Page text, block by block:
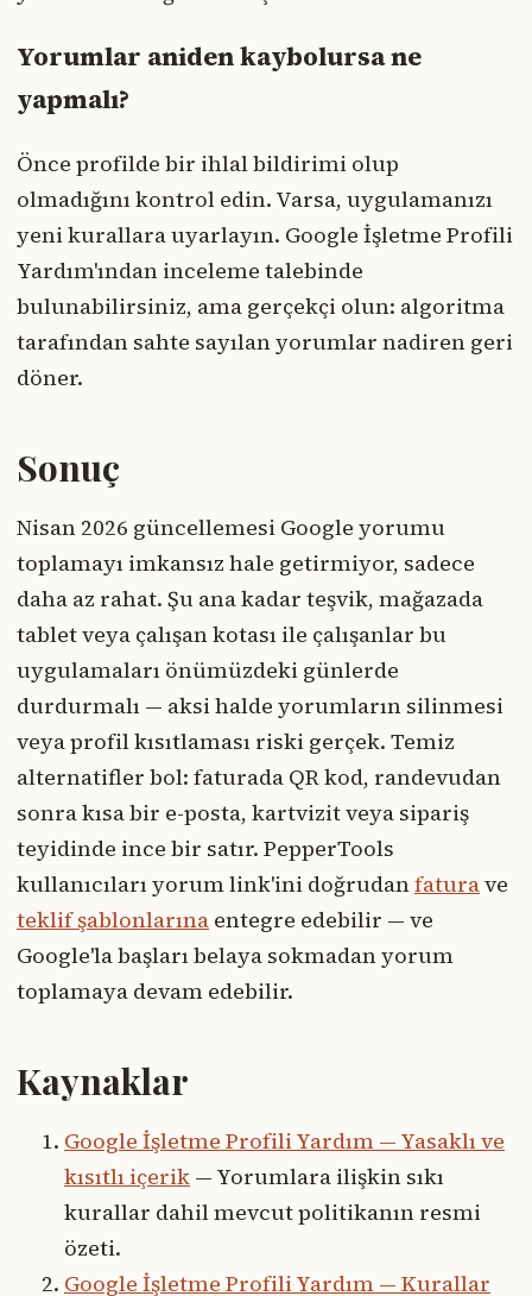
Yorumlar aniden kaybolursa ne
yapmalı?
Önce profilde bir ihlal bildirimi olup
olmadığını kontrol edin. Varsa, uygulamanızı
yeni kurallara uyarlayın. Google İşletme Profili
Yardım'ından inceleme talebinde
bulunabilirsiniz, ama gerçekçi olun: algoritma
tarafından sahte sayılan yorumlar nadiren geri
döner.
Sonuç
Nisan 2026 güncellemesi Google yorumu
toplamayı imkansız hale getirmiyor, sadece
daha az rahat. Şu ana kadar teşvik, mağazada
tablet veya çalışan kotası ile çalışanlar bu
uygulamaları önümüzdeki günlerde
durdurmalı — aksi halde yorumların silinmesi
veya profil kısıtlaması riski gerçek. Temiz
alternatifler bol: faturada QR kod, randevudan
sonra kısa bir e-posta, kartvizit veya sipariş
teyidinde ince bir satır. PepperTools
kullanıcıları yorum link'ini doğrudanfaturave
teklif şablonlarına entegre edebilir — ve
Google'la başları belaya sokmadan yorum
toplamaya devam edebilir.
Kaynaklar
Google İşletme Profili Yardım — Yasaklı ve
kısıtlı içerik — Yorumlara ilişkin sıkı
kurallar dahil mevcut politikanın resmi
özeti.
Google İşletme Profili Yardım — Kurallar